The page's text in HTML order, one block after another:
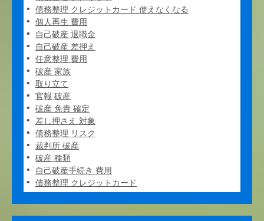
債務整理 クレジットカード 使えなくなる
個人再生 費用
自己破産 退職金
自己破産 差押え
任意整理 費用
破産 家族
取り立て
官報 破産
破産 免責 確定
差し押さえ 対象
債務整理 リスク
裁判所 破産
破産 種類
自己破産手続き 費用
債務整理 クレジットカード